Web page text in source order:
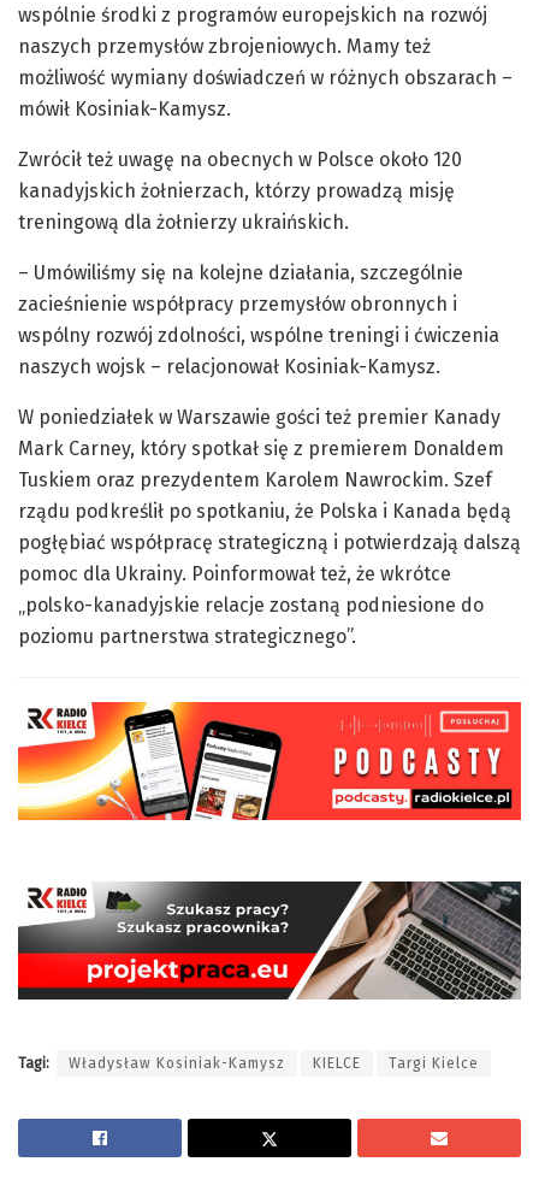
wspólnie środki z programów europejskich na rozwój
naszych przemysłów zbrojeniowych. Mamy też
możliwość wymiany doświadczeń w różnych obszarach –
mówił Kosiniak-Kamysz.
Zwrócił też uwagę na obecnych w Polsce około 120
kanadyjskich żołnierzach, którzy prowadzą misję
treningową dla żołnierzy ukraińskich.
– Umówiliśmy się na kolejne działania, szczególnie
zacieśnienie współpracy przemysłów obronnych i
wspólny rozwój zdolności, wspólne treningi i ćwiczenia
naszych wojsk – relacjonował Kosiniak-Kamysz.
W poniedziałek w Warszawie gości też premier Kanady
Mark Carney, który spotkał się z premierem Donaldem
Tuskiem oraz prezydentem Karolem Nawrockim. Szef
rządu podkreślił po spotkaniu, że Polska i Kanada będą
pogłębiać współpracę strategiczną i potwierdzają dalszą
pomoc dla Ukrainy. Poinformował też, że wkrótce
„polsko-kanadyjskie relacje zostaną podniesione do
poziomu partnerstwa strategicznego”.
Tagi: Władysław Kosiniak-Kamysz KIELCE Targi Kielce